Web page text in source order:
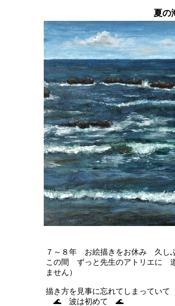
夏の
７～８年 お絵描きをお休み 久し
この間 ずっと先生のアトリエに
ません）
描き方を見事に忘れてしまってい
🌊 波は初めて 🌊